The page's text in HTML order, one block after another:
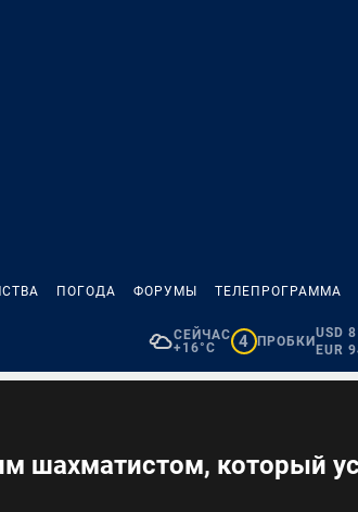
ПОГОДА ФОРУМЫ ТЕЛЕПРОГРАММА
СЕЙЧАС
+16°C
4 ПРОБКИ
USD
EUR
шахматистом, который